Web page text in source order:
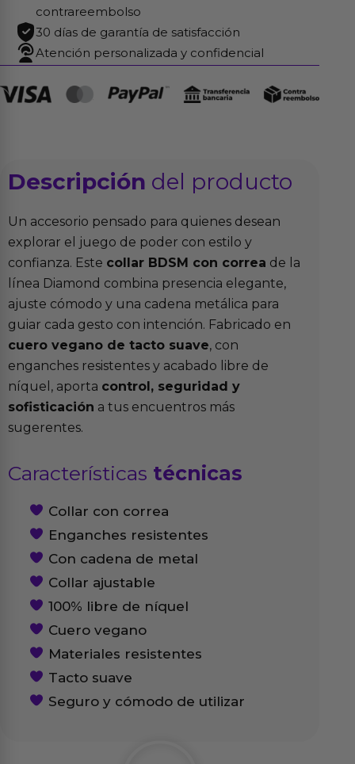
contrareembolso
30 días de garantía de satisfacción
Atención personalizada y confidencial
Descripción del producto
Un accesorio pensado para quienes desean
explorar el juego de poder con estilo y
confianza. Este collar BDSM con correa de la
línea Diamond combina presencia elegante,
ajuste cómodo y una cadena metálica para
guiar cada gesto con intención. Fabricado en
cuero vegano de tacto suave, con
enganches resistentes y acabado libre de
níquel, aporta control, seguridad y
sofisticación a tus encuentros más
sugerentes.
Características técnicas
Collar con correa
Enganches resistentes
Con cadena de metal
Collar ajustable
100% libre de níquel
Cuero vegano
Materiales resistentes
Tacto suave
Seguro y cómodo de utilizar